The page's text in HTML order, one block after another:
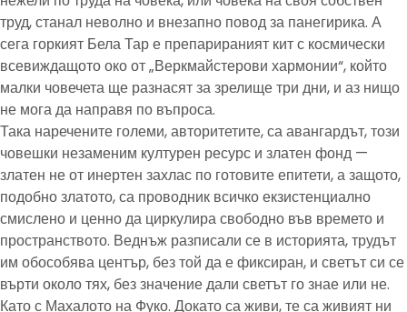
труд, станал неволно и внезапно повод за панегирика. А
сега горкият Бела Тар е препарираният кит с космически
всевиждащото око от „Веркмайстерови хармонии“, който
малки човечета ще разнасят за зрелище три дни, и аз нищо
не мога да направя по въпроса.
Така наречените големи, авторитетите, са авангардът, този
човешки незаменим културен ресурс и златен фонд —
златен не от инертен захлас по готовите епитети, а защото,
подобно златото, са проводник всичко екзистенциално
смислено и ценно да циркулира свободно във времето и
пространството. Веднъж разписали се в историята, трудът
им обособява център, без той да е фиксиран, и светът си се
върти около тях, без значение дали светът го знае или не.
Като с Махалото на Фуко. Докато са живи, те са живият ни